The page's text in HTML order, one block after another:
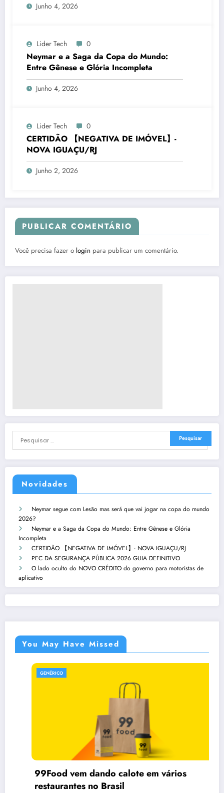
Novidades
Neymar segue com Lesão mas será que vai jogar na copa do mundo
2026?
Neymar e a Saga da Copa do Mundo: Entre Gênese e Glória
Incompleta
CERTIDÃO 【NEGATIVA DE IMÓVEL】- NOVA IGUAÇU/RJ
PEC DA SEGURANÇA PÚBLICA 2026 GUIA DEFINITIVO
O lado oculto do NOVO CRÉDITO do governo para motoristas de
aplicativo
Junho 4, 2026
Lider Tech 0
Neymar e a Saga da Copa do Mundo:
Entre Gênese e Glória Incompleta
Junho 4, 2026
Lider Tech 0
CERTIDÃO 【NEGATIVA DE IMÓVEL】-
NOVA IGUAÇU/RJ
Junho 2, 2026
PUBLICAR COMENTÁRIO
Você precisa fazer o login para publicar um comentário.
You May Have Missed
GENÉRICO
99Food vem dando calote em vários
restaurantes no Brasil